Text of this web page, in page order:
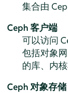
集合由
Ceph 客户端
可以访问
包括对象
的库、内核
Ceph 对象存储